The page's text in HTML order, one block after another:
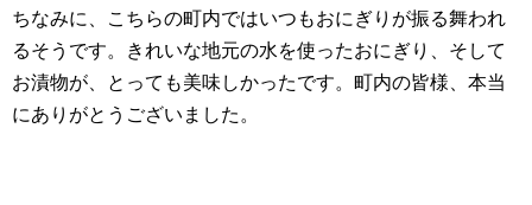
ちなみに、こちらの町内ではいつもおにぎりが振る舞われ
るそうです。きれいな地元の水を使ったおにぎり、そして
お漬物が、とっても美味しかったです。町内の皆様、本当
にありがとうございました。